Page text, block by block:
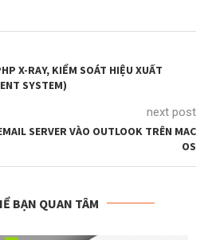
X-RAY, KIỂM SOÁT HIỆU XUẤT
SYSTEM)
next post
SERVER VÀO OUTLOOK TRÊN MAC
OS
BẠN QUAN TÂM